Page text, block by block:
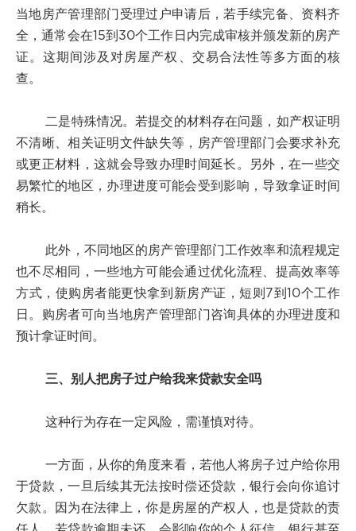
当地房产管理部门受理过户申请后，若手续完备、资料齐
全，通常会在15到30个工作日内完成审核并颁发新的房产
证。这期间涉及对房屋产权、交易合法性等多方面的核
查。
二是特殊情况。若提交的材料存在问题，如产权证明
不清晰、相关证明文件缺失等，房产管理部门会要求补充
或更正材料，这就会导致办理时间延长。另外，在一些交
易繁忙的地区，办理进度可能会受到影响，导致拿证时间
稍长。
此外，不同地区的房产管理部门工作效率和流程规定
也不尽相同，一些地方可能会通过优化流程、提高效率等
方式，使购房者能更快拿到新房产证，短则7到10个工作
日。购房者可向当地房产管理部门咨询具体的办理进度和
预计拿证时间。
三、别人把房子过户给我来贷款安全吗
这种行为存在一定风险，需谨慎对待。
一方面，从你的角度来看，若他人将房子过户给你用
于贷款，一旦后续其无法按时偿还贷款，银行会向你追讨
欠款。因为在法律上，你是房屋的产权人，也是贷款的责